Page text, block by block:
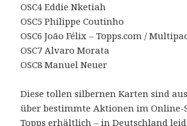
OSC4 Eddie Nketiah
OSC5 Philippe Coutinho
OSC6 João Félix – Topps.com /
OSC7 Alvaro Morata
OSC8 Manuel Neuer
Diese tollen silbernen Karten sind
über bestimmte Aktionen im Online-
Topps erhältlich – in Deutschland